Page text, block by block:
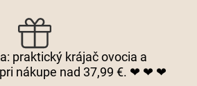
praktický krájač ovocia a
nákupe nad 37,99 €. ❤ ❤ ❤